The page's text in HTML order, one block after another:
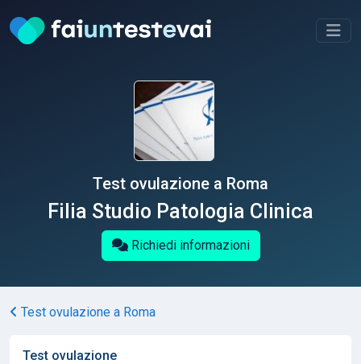
Test ovulazione a Roma
Filia Studio Patologia Clinica
Richiedi informazioni
Test ovulazione a Roma
Test ovulazione